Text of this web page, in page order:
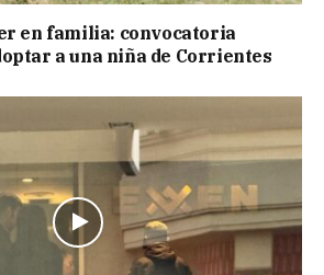
en familia: convocatoria
a una niña de Corrientes